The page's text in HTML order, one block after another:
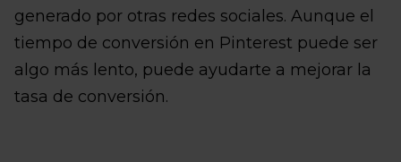
generado por otras redes sociales. Aunque el
tiempo de conversión en Pinterest puede ser
algo más lento, puede ayudarte a mejorar la
tasa de conversión.